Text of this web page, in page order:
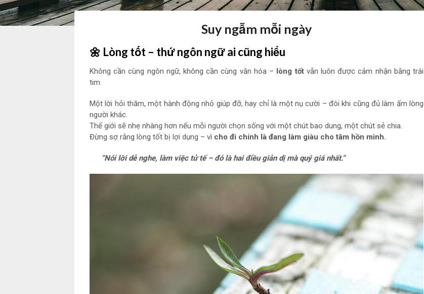
Suy ngẫm mỗi ngày
🌼 Lòng tốt – thứ ngôn ngữ ai cũng hiểu
Không cần cùng ngôn ngữ, không cần cùng văn hóa – lòng tốtvẫn luôn được cảm nhận bằng trái
tim.
Một lời hỏi thăm, một hành động nhỏ giúp đỡ, hay chỉ là một nụ cười – đôi khi cũng đủ làm ấm lòng
người khác.
Thế giới sẽ nhẹ nhàng hơn nếu mỗi người chọn sống với một chút bao dung, một chút sẻ chia.
Đừng sợ rằng lòng tốt bị lợi dụng – vì cho đi chính là đang làm giàu cho tâm hồn mình.
“Nói lời dễ nghe, làm việc tử tế – đó là hai điều giản dị mà quý giá nhất.”